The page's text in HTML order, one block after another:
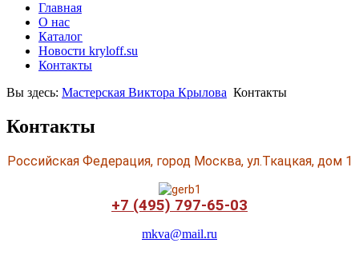
Главная
О нас
Каталог
Новости kryloff.su
Контакты
Вы здесь: Мастерская Виктора Крылова Контакты
Контакты
Российская Федерация, город Москва, ул.Ткацкая, дом 1
+7 (495) 797-65-03
mkva@mail.ru